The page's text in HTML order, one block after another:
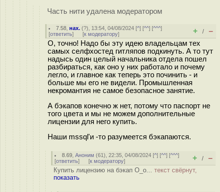
Часть нити удалена модератором
7.58 ,нах. (?), 13:54, 04/08/2024 [^] [^^] [^^^]
[ответить] [к модератору] + / –
О, точно! Надо бы эту идею владельцам тех
самых селфхостед гитляпов подкинуть. А то тут
надысь один целый начальника отдела пошел
разбираться, как оно у них работало и почему
легло, и главное как теперь это починить - и
больше мы его не видели. Промышленная
некромантия не самое безопасное занятие.
А бэкапов конечно ж нет, потому что паспорт не
того цвета и мы не можем дополнительные
лицензии для него купить.
Наши mssql'и -то разумеется бэкапаются.
8.69 ,Аноним (61), 22:35, 04/08/2024 [^] [^^] [^^^]
[ответить] [к модератору] + / –
Купить лицензию на бэкап O_o... текст свёрнут,
показать